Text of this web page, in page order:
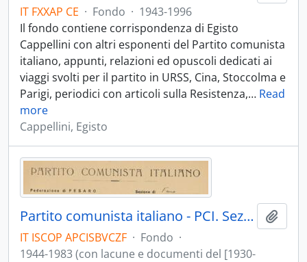
IT FXXAP CE · Fondo · 1943-1996
Il fondo contiene corrispondenza di Egisto
Cappellini con altri esponenti del Partito comunista
italiano, appunti, relazioni ed opuscoli dedicati ai
viaggi svolti per il partito in URSS, Cina, Stoccolma e
Parigi, periodici con articoli sulla Resistenza,… Read
more
Cappellini, Egisto
Partito comunista italiano - PCI. Sezione Bruno Venturini e Comitato di zona di Fano
IT ISCOP APCISBVCZF · Fondo ·
1944-1983 (con lacune e documenti del [1930-